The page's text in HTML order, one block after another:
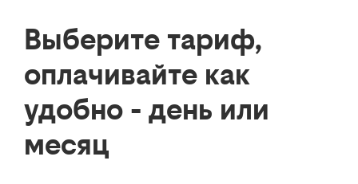
Выберите тариф,
оплачивайте как
удобно - день или
месяц